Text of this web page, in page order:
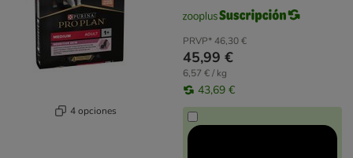
4 opciones
PRVP*46,30 €
45,99 €
6,57 € / kg
43,69 €